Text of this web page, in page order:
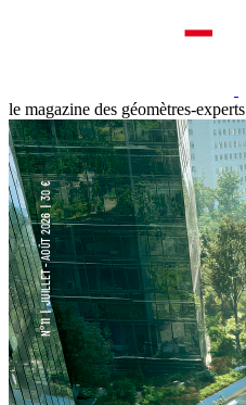
le magazine des géomètres-experts